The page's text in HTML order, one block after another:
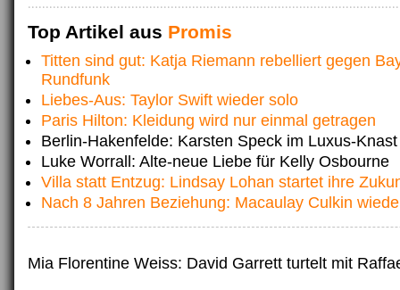
Top Artikel aus Promis
Titten sind gut: Katja Riemann rebelliert gegen
Rundfunk
Liebes-Aus: Taylor Swift wieder solo
Paris Hilton: Kleidung wird nur einmal getragen
Berlin-Hakenfelde: Karsten Speck im Luxus-Knast
Luke Worrall: Alte-neue Liebe für Kelly Osbourne
Villa statt Entzug: Lindsay Lohan startet ihre
Nach 8 Jahren Beziehung: Macaulay Culkin
Mia Florentine Weiss: David Garrett turtelt mit